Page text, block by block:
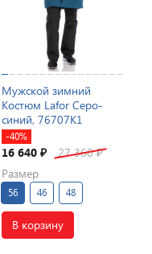
Мужской зимний
Костюм Lafor Серо-
синий, 76707K1
-40%
16 640 ₽ 27 360₽
Размер
56 46 48
В корзину